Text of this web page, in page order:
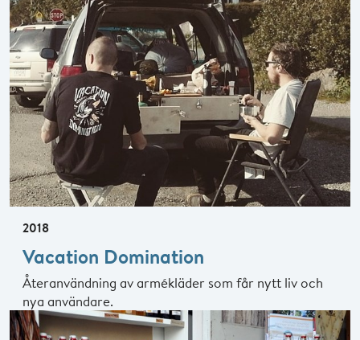
2018
Vacation Domination
Återanvändning av armékläder som får nytt liv och
nya användare.